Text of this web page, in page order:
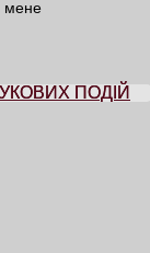
мене
ПОДІЙ